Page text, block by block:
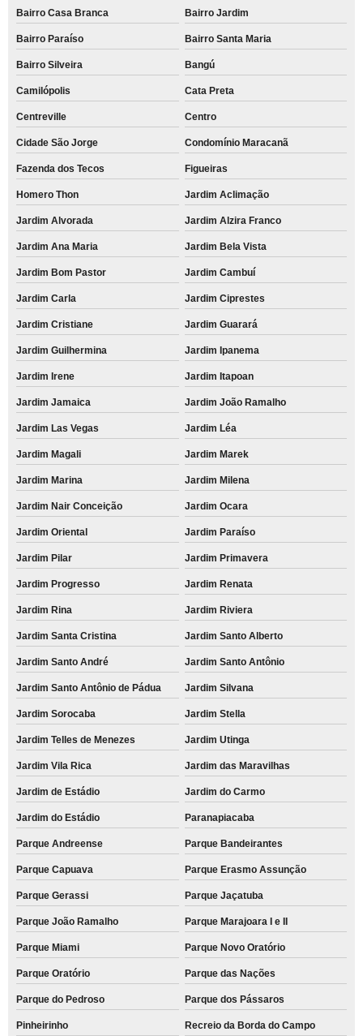
Bairro Casa Branca Bairro Jardim
Bairro Paraíso Bairro Santa Maria
Bairro Silveira Bangú
Camilópolis Cata Preta
Centreville Centro
Cidade São Jorge Condomínio Maracanã
Fazenda dos Tecos Figueiras
Homero Thon Jardim Aclimação
Jardim Alvorada Jardim Alzira Franco
Jardim Ana Maria Jardim Bela Vista
Jardim Bom Pastor Jardim Cambuí
Jardim Carla Jardim Ciprestes
Jardim Cristiane Jardim Guarará
Jardim Guilhermina Jardim Ipanema
Jardim Irene Jardim Itapoan
Jardim Jamaica Jardim João Ramalho
Jardim Las Vegas Jardim Léa
Jardim Magali Jardim Marek
Jardim Marina Jardim Milena
Jardim Nair Conceição Jardim Ocara
Jardim Oriental Jardim Paraíso
Jardim Pilar Jardim Primavera
Jardim Progresso Jardim Renata
Jardim Rina Jardim Riviera
Jardim Santa Cristina Jardim Santo Alberto
Jardim Santo André Jardim Santo Antônio
Jardim Santo Antônio de Pádua Jardim Silvana
Jardim Sorocaba Jardim Stella
Jardim Telles de Menezes Jardim Utinga
Jardim Vila Rica Jardim das Maravilhas
Jardim de Estádio Jardim do Carmo
Jardim do Estádio Paranapiacaba
Parque Andreense Parque Bandeirantes
Parque Capuava Parque Erasmo Assunção
Parque Gerassi Parque Jaçatuba
Parque João Ramalho Parque Marajoara I e II
Parque Miami Parque Novo Oratório
Parque Oratório Parque das Nações
Parque do Pedroso Parque dos Pássaros
Pinheirinho Recreio da Borda do Campo